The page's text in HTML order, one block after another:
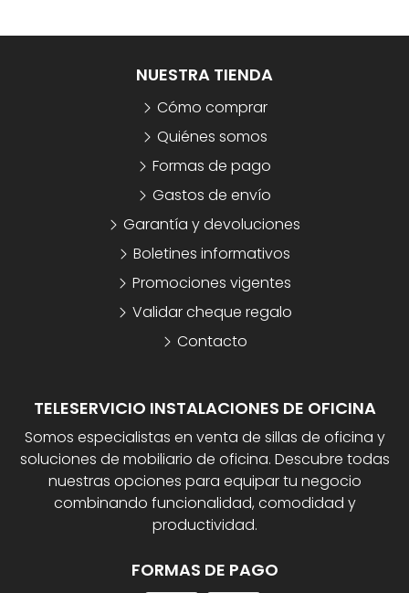
TELESERVICIO INSTALACIONES DE OFICINA
Somos especialistas en venta de sillas de oficina y
soluciones de mobiliario de oficina. Descubre todas
nuestras opciones para equipar tu negocio
combinando funcionalidad, comodidad y
productividad.
FORMAS DE PAGO
NUESTRA TIENDA
Cómo comprar
Quiénes somos
Formas de pago
Gastos de envío
Garantía y devoluciones
Boletines informativos
Promociones vigentes
Validar cheque regalo
Contacto